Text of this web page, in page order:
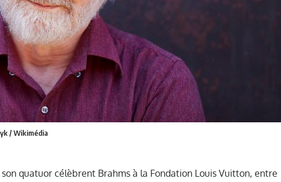
/ Wikimédia
quatuor célèbrent Brahms à la Fondation Louis Vuitton, entre